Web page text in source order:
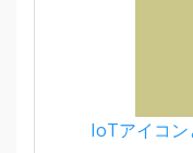
IoTアイコ